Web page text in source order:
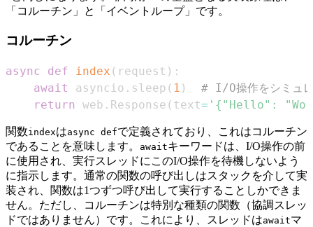
「コルーチン」と「イベントループ」です。
コルーチン
async def index ( request ) :
await
asyncio . sleep ( 1 )
# I/O操作をシミュ
return
web . Response ( text= '{"Hello":
関数indexはasync defで定義されており、これはコルーチン
であることを意味します。
awaitキーワードは、I/O操作の前
に使用され、実行スレッドにこのI/O操作を待機しないよう
に指示します。通常の関数の呼び出しはスタックを介して実
装され、関数は1つずつ呼び出して実行することしかできま
せん。ただし、コルーチンは特別な種類の関数（協調スレッ
ドではありません）です。これにより、スレッドはawaitマ